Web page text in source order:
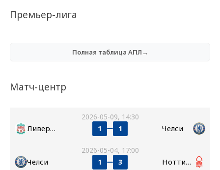
Премьер-лига
Полная таблица АПЛ→
Матч-центр
2026-05-09, 14:30
Ливерпуль 1 1 Челси
2026-05-04, 17:00
Челси 1 3 Ноттингем Форест